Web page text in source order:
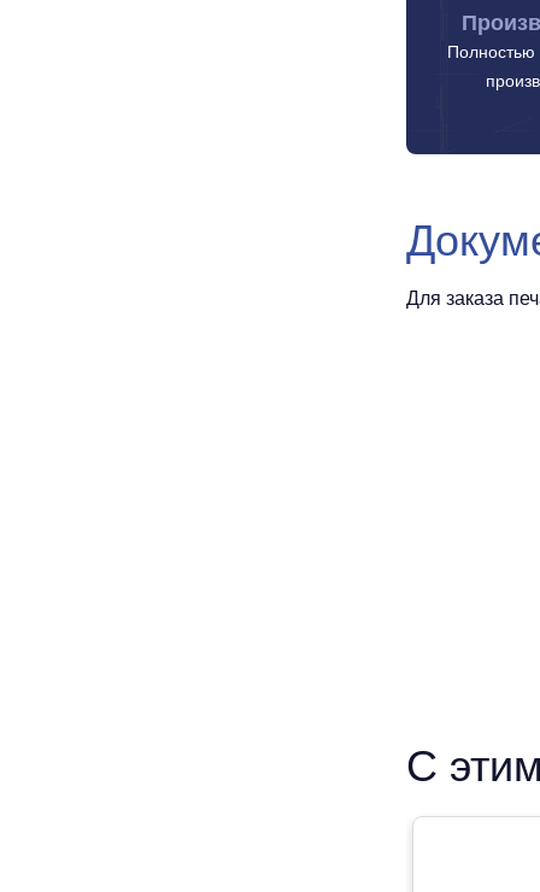
Полностью
Для заказа
С